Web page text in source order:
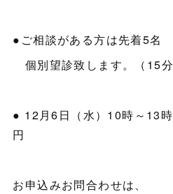
●ご相談がある方は先着5名
個別望診致します。（15分
● 12月6日（水）10時～13
円
お申込みお問合わせは、